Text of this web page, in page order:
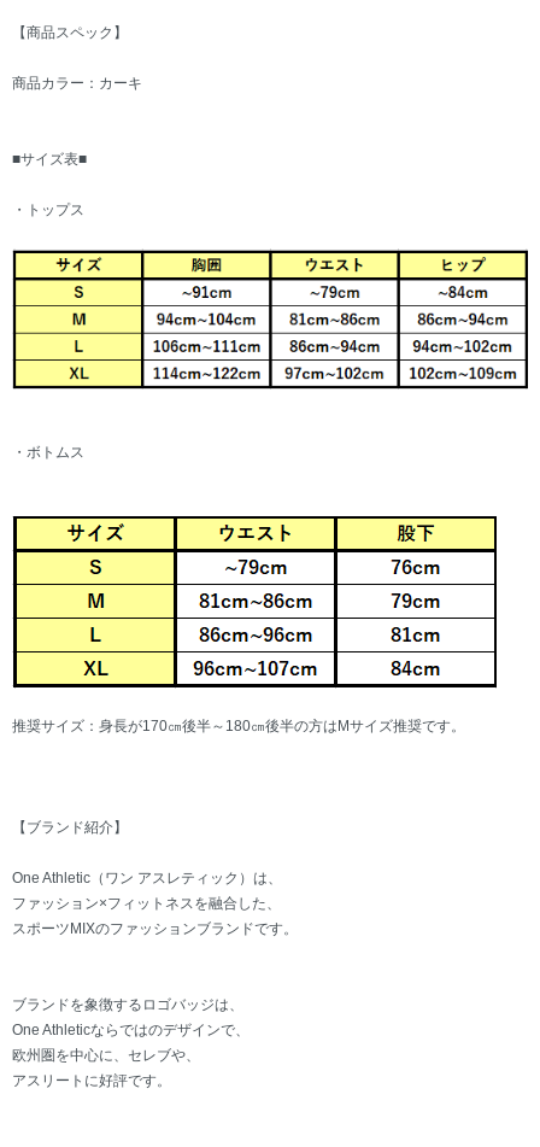
【商品スペック】
商品カラー：カーキ
■サイズ表■
・トップス
・ボトムス
推奨サイズ：身長が170㎝後半～180㎝後半の方はMサイズ推奨です。
【ブランド紹介】
One Athletic（ワン アスレティック）は、
ファッション×フィットネスを融合した、
スポーツMIXのファッションブランドです。
ブランドを象徴するロゴバッジは、
One Athleticならではのデザインで、
欧州圏を中心に、セレブや、
アスリートに好評です。